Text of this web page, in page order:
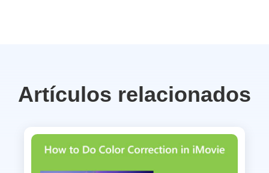
Artículos relacionados